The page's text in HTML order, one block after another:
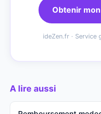
Obtenir
ideZen.fr · Service
A lire aussi